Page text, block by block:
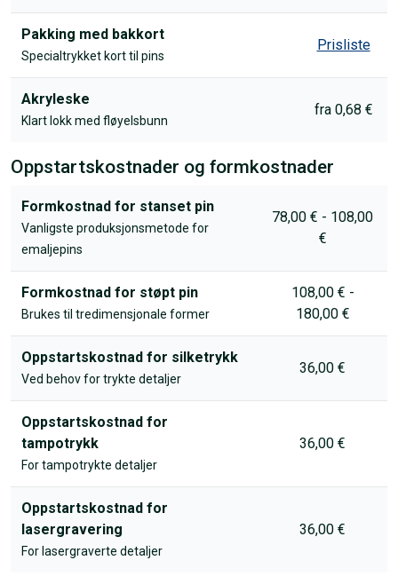
Pakking med bakkort
Specialtrykket kort til pins
Prisliste
Akryleske
Klart lokk med fløyelsbunn
fra 0,68 €
Oppstartskostnader og formkostnader
Formkostnad for stanset pin
Vanligste produksjonsmetode for
emaljepins
78,00 € - 108,00
€
Formkostnad for støpt pin
Brukes til tredimensjonale former
108,00 € -
180,00 €
Oppstartskostnad for silketrykk
Ved behov for trykte detaljer
36,00 €
Oppstartskostnad for
tampotrykk
For tampotrykte detaljer
36,00 €
Oppstartskostnad for
lasergravering
For lasergraverte detaljer
36,00 €